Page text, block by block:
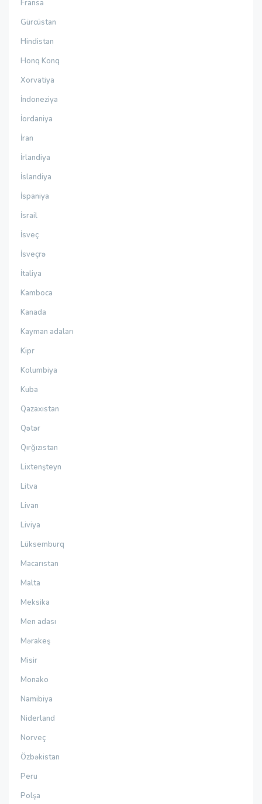
Fransa
Gürcüstan
Hindistan
Honq Konq
Xorvatiya
İndoneziya
İordaniya
İran
İrlandiya
İslandiya
İspaniya
İsrail
İsveç
İsveçrə
İtaliya
Kamboca
Kanada
Kayman adaları
Kipr
Kolumbiya
Kuba
Qazaxıstan
Qətər
Qırğızıstan
Lixtenşteyn
Litva
Livan
Liviya
Lüksemburq
Macarıstan
Malta
Meksika
Men adası
Mərakeş
Misir
Monako
Namibiya
Niderland
Norveç
Özbəkistan
Peru
Polşa